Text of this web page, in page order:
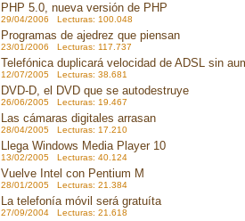
PHP 5.0, nueva versión de PHP
29/04/2006 Lecturas: 100.048
Programas de ajedrez que piensan
23/01/2006 Lecturas: 117.737
Telefónica duplicará velocidad de ADSL sin
12/07/2005 Lecturas: 38.681
DVD-D, el DVD que se autodestruye
26/06/2005 Lecturas: 19.467
Las cámaras digitales arrasan
28/04/2005 Lecturas: 17.210
Llega Windows Media Player 10
13/02/2005 Lecturas: 40.124
Vuelve Intel con Pentium M
28/01/2005 Lecturas: 21.384
La telefonía móvil será gratuíta
27/09/2004 Lecturas: 21.618